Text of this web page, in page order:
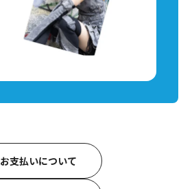
お支払いについて